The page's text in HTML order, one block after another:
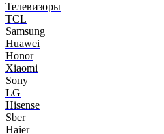
Телевизоры
TCL
Samsung
Huawei
Honor
Xiaomi
Sony
LG
Hisense
Sber
Haier